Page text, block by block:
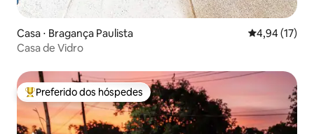
Casa ⋅ Bragança Paulista 4,94 de uma
4,94 (17)
Casa de Vidro
Entre os melhores preferidos dos hóspedes
Preferido dos hóspedes